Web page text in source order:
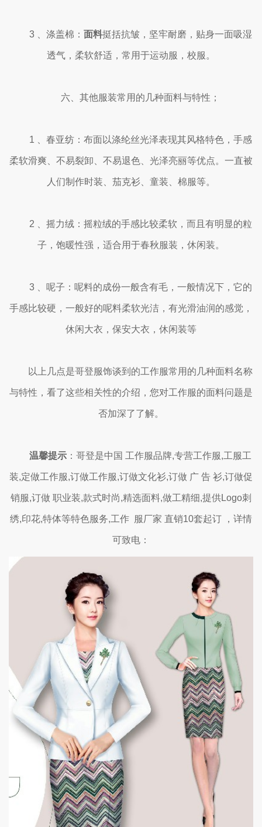
3 、涤盖棉： 面料挺括抗皱，坚牢耐磨，贴身一面吸湿
透气，柔软舒适，常用于运动服，校服。
六、其他服装常用的几种面料与特性；
1 、春亚纺：布面以涤纶丝光泽表现其风格特色，手感
柔软滑爽、不易裂卸、不易退色、光泽亮丽等优点。一直被
人们制作时装、茄克衫、童装、棉服等。
2 、摇力绒：摇粒绒的手感比较柔软，而且有明显的粒
子，饱暖性强，适合用于春秋服装，休闲装。
3 、呢子：呢料的成份一般含有毛，一般情况下，它的
手感比较硬，一般好的呢料柔软光洁，有光滑油润的感觉，
休闲大衣，保安大衣，休闲装等
以上几点是哥登服饰谈到的工作服常用的几种面料名称
与特性，看了这些相关性的介绍，您对工作服的面料问题是
否加深了了解。
温馨提示 ：哥登是中国 工作服品牌,专营工作服,工服工
装,定做工作服,订做工作服,订做文化衫,订做 广 告 衫,订做促
销服,订做 职业装,款式时尚,精选面料,做工精细,提供Logo刺
绣,印花,特体等特色服务,工作 服厂家 直销10套起订 ，详情
可致电：